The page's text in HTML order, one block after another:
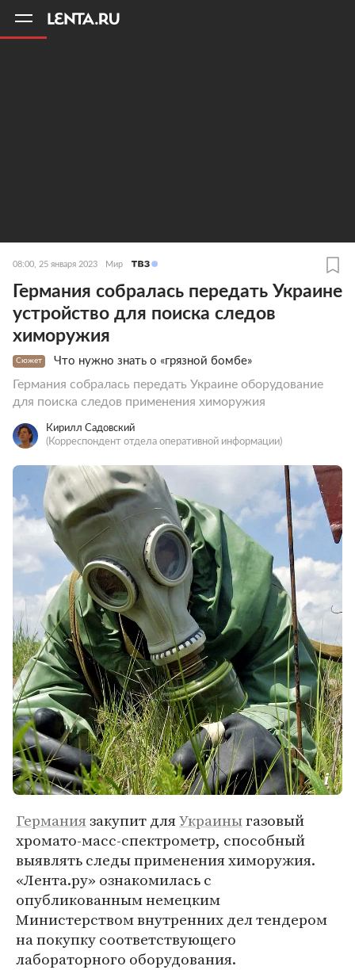
08:00, 25 января 2023 Мир
Германия собралась передать Украине
устройство для поиска следов
химоружия
Сюжет Что нужно знать о «грязной бомбе»
Германия собралась передать Украине оборудование
для поиска следов применения химоружия
Кирилл Садовский
(Корреспондент отдела оперативной информации)
Германиязакупит дляУкраиныгазовый
хромато-масс-спектрометр, способный
выявлять следы применения химоружия.
«Лента.ру» ознакомилась с
опубликованным немецким
Министерством внутренних дел тендером
на покупку соответствующего
лабораторного оборудования.